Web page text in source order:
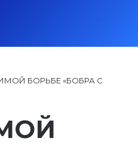
БОРЬБЕ «БОБРА С